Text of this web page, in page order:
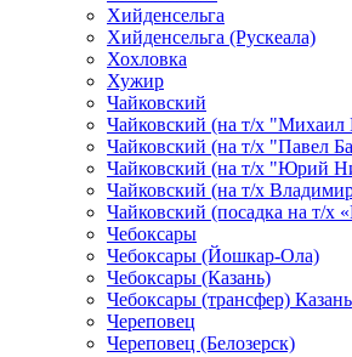
Хийденсельга
Хийденсельга (Рускеала)
Хохловка
Хужир
Чайковский
Чайковский (на т/х "Михаил
Чайковский (на т/х "Павел
Чайковский (на т/х "Юрий
Чайковский (на т/х
Чайковский (посадка на т/
Чебоксары
Чебоксары (Йошкар-Ола)
Чебоксары (Казань)
Чебоксары (трансфер) Казань
Череповец
Череповец (Белозерск)